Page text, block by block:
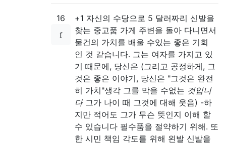
16
+1 자신의 수당으로 5 달러짜리 신발을
찾는 중고품 가게 주변을 돌아 다니면서
물건의 가치를 배울 수있는 좋은 기회
인 것 같습니다. 그는 여자를 가지고 있
기 때문에, 당신은 (그리고 공정하게, 그
것은 좋은 이야기, 당신은 "그것은 완전
히 가치"생각 그를 막을 수없는 것입니
다그가 나이 때 그것에 대해 웃음) -하
지만 적어도 그가 무슨 뜻인지 이해 할
수 있습니다 필수품을 절약하기 위해. 또
한 시민 책임 각도를 위해 왼발 신발을